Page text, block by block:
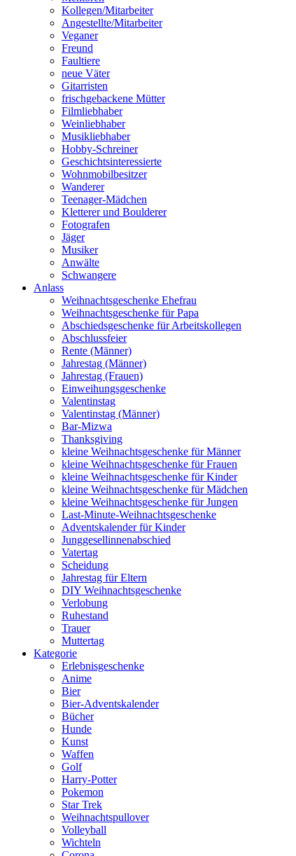
Kollegen/Mitarbeiter
Angestellte/Mitarbeiter
Veganer
Freund
Faultiere
neue Väter
Gitarristen
frischgebackene Mütter
Filmliebhaber
Weinliebhaber
Musikliebhaber
Hobby-Schreiner
Geschichtsinteressierte
Wohnmobilbesitzer
Wanderer
Teenager-Mädchen
Kletterer und Boulderer
Fotografen
Jäger
Musiker
Anwälte
Schwangere
Anlass
Weihnachtsgeschenke Ehefrau
Weihnachtsgeschenke für Papa
Abschiedsgeschenke für Arbeitskollegen
Abschlussfeier
Rente (Männer)
Jahrestag (Männer)
Jahrestag (Frauen)
Einweihungsgeschenke
Valentinstag
Valentinstag (Männer)
Bar-Mizwa
Thanksgiving
kleine Weihnachtsgeschenke für Männer
kleine Weihnachtsgeschenke für Frauen
kleine Weihnachtsgeschenke für Kinder
kleine Weihnachtsgeschenke für Mädchen
kleine Weihnachtsgeschenke für Jungen
Last-Minute-Weihnachtsgeschenke
Adventskalender für Kinder
Junggesellinnenabschied
Vatertag
Scheidung
Jahrestag für Eltern
DIY Weihnachtsgeschenke
Verlobung
Ruhestand
Trauer
Muttertag
Kategorie
Erlebnisgeschenke
Anime
Bier
Bier-Adventskalender
Bücher
Hunde
Kunst
Waffen
Golf
Harry-Potter
Pokemon
Star Trek
Weihnachtspullover
Volleyball
Wichteln